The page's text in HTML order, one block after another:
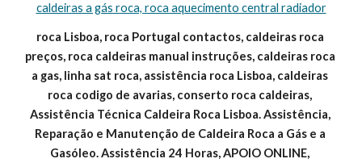
caldeiras a gás roca, roca aquecimento central radiador
roca Lisboa, roca Portugal contactos, caldeiras roca
preços, roca caldeiras manual instruções, caldeiras roca
a gas, linha sat roca, assistência roca Lisboa, caldeiras
roca codigo de avarias, conserto roca caldeiras,
Assistência Técnica Caldeira Roca Lisboa. Assistência,
Reparação e Manutenção de Caldeira Roca a Gás e a
Gasóleo. Assistência 24 Horas, APOIO ONLINE,